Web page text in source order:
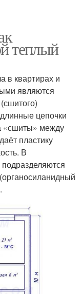
теплый
в квартирах и
являются
цепочки
«сшиты» между
пластику
В